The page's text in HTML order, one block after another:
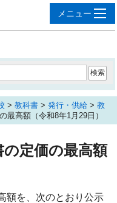
> 教科書 > 発行・供給 > 教
最高額（令和8年1月29日）
定価の最高額
額を、次のとおり公示